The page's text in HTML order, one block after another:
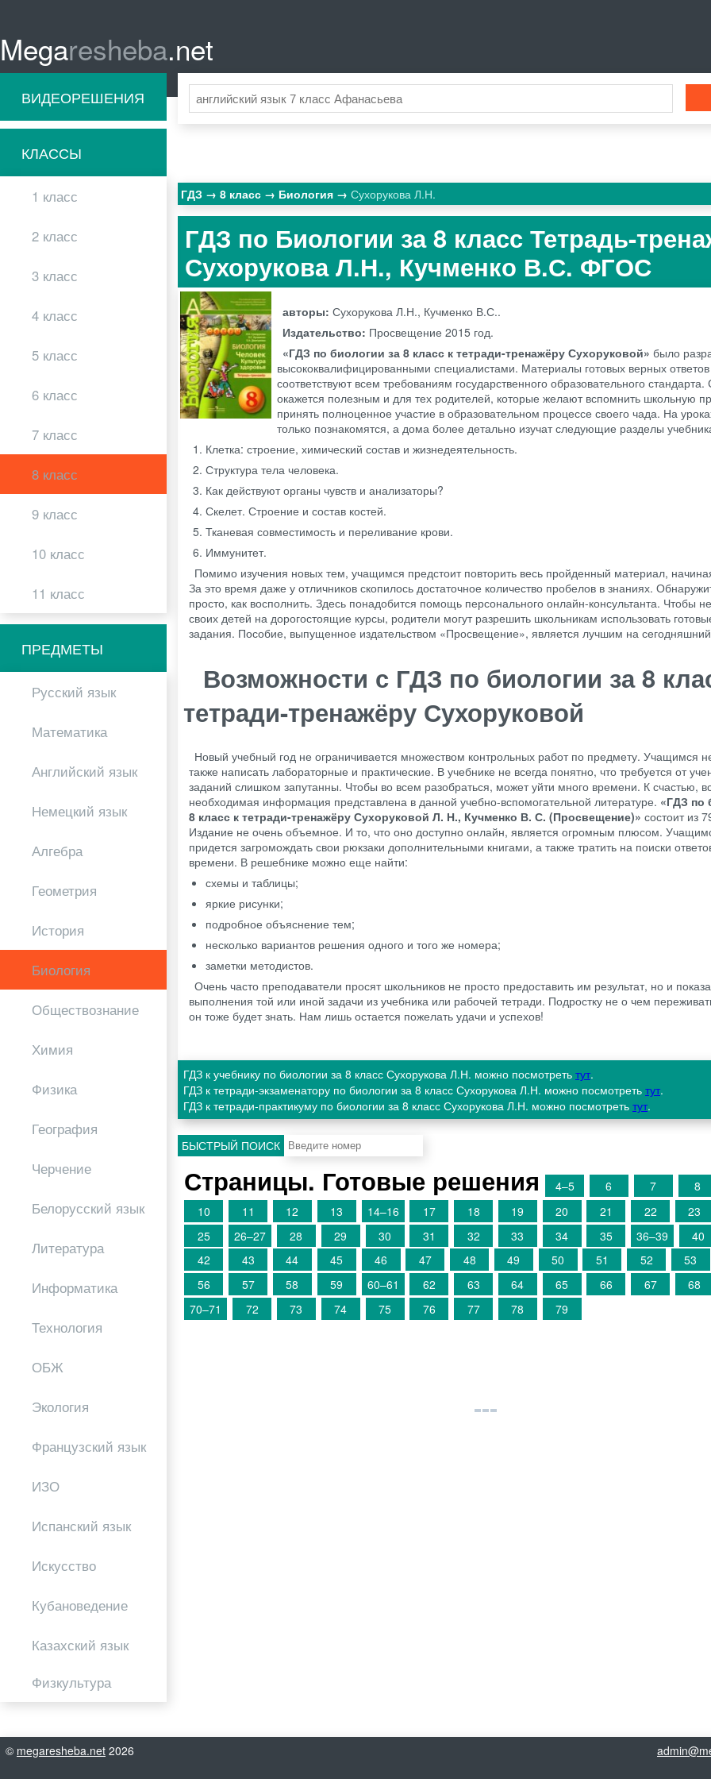
Megaresheba.net
ВИДЕОРЕШЕНИЯ
КЛАССЫ
1 класс
2 класс
3 класс
4 класс
5 класс
6 класс
7 класс
8 класс
9 класс
10 класс
11 класс
ПРЕДМЕТЫ
Русский язык
Математика
Английский язык
Немецкий язык
Алгебра
Геометрия
История
Биология
Обществознание
Химия
Физика
География
Черчение
Белорусский язык
Литература
Информатика
Технология
ОБЖ
Экология
Французский язык
ИЗО
Испанский язык
Искусство
Кубановедение
Казахский язык
Физкультура
ГДЗ 8 класс Биология Сухорукова Л.Н.
ГДЗ по Биологии за 8 класс Тетрадь-
Сухорукова Л.Н., Кучменко В.С. ФГОС
авторы:Сухорукова Л.Н., Кучменко В.С..
Издательство: Просвещение 2015 год.
«ГДЗ по биологии за 8 класс к тетради-тренажёру Сухоруковой» было
высококвалифицированными специалистами. Материалы готовых верных ответов
соответствуют всем требованиям государственного образовательного стандарта.
окажется полезным и для тех родителей, которые желают вспомнить школьную
принять полноценное участие в образовательном процессе своего чада. На
только познакомятся, а дома более детально изучат следующие разделы
Клетка: строение, химический состав и жизнедеятельность.
Структура тела человека.
Как действуют органы чувств и анализаторы?
Скелет. Строение и состав костей.
Тканевая совместимость и переливание крови.
Иммунитет.
Помимо изучения новых тем, учащимся предстоит повторить весь пройденный материал,
За это время даже у отличников скопилось достаточное количество пробелов в знаниях.
просто, как восполнить. Здесь понадобится помощь персонального онлайн-консультанта. Чтобы
своих детей на дорогостоящие курсы, родители могут разрешить школьникам использовать
задания. Пособие, выпущенное издательством «Просвещение», является лучшим на
Возможности с ГДЗ по биологии за 8
тетради-тренажёру Сухоруковой
Новый учебный год не ограничивается множеством контрольных работ по предмету. Учащимся
также написать лабораторные и практические. В учебнике не всегда понятно, что требуется от
заданий слишком запутанны. Чтобы во всем разобраться, может уйти много времени. К счастью,
необходимая информация представлена в данной учебно-вспомогательной литературе. «ГДЗ по
8 класс к тетради-тренажёру Сухоруковой Л. Н., Кучменко В. С. (Просвещение)» состоит из
Издание не очень объемное. И то, что оно доступно онлайн, является огромным плюсом.
придется загромождать свои рюкзаки дополнительными книгами, а также тратить на поиски
времени. В решебнике можно еще найти:
схемы и таблицы;
яркие рисунки;
подробное объяснение тем;
несколько вариантов решения одного и того же номера;
заметки методистов.
Очень часто преподаватели просят школьников не просто предоставить им результат, но и
выполнения той или иной задачи из учебника или рабочей тетради. Подростку не о чем
он тоже будет знать. Нам лишь остается пожелать удачи и успехов!
ГДЗ к учебнику по биологии за 8 класс Сухорукова Л.Н. можно посмотреть тут.
ГДЗ к тетради-экзаменатору по биологии за 8 класс Сухорукова Л.Н. можно посмотреть тут.
ГДЗ к тетради-практикуму по биологии за 8 класс Сухорукова Л.Н. можно посмотреть тут.
БЫСТРЫЙ ПОИСК
Страницы. Готовые решения 4–5 6 7 8
10
11 12 13 14–16 17 18 19 20 21 22 23
25
26–27 28 29 30 31 32 33 34 35 36–39 40
42
43 44 45 46 47 48 49 50 51 52 53
56
57 58 59 60–61 62 63 64 65 66 67 68
70–71
72 73 74 75 76 77 78 79
© megaresheba.net 2026